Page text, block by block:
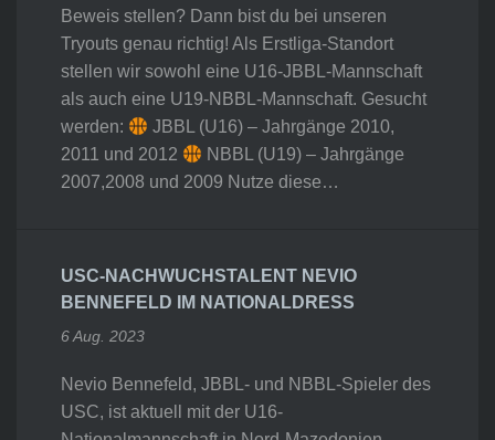
Beweis stellen? Dann bist du bei unseren
Tryouts genau richtig! Als Erstliga-Standort
stellen wir sowohl eine U16-JBBL-Mannschaft
als auch eine U19-NBBL-Mannschaft. Gesucht
werden:
JBBL (U16) – Jahrgänge 2010,
2011 und 2012
NBBL (U19) – Jahrgänge
2007,2008 und 2009 Nutze diese…
USC-NACHWUCHSTALENT NEVIO
BENNEFELD IM NATIONALDRESS
6 Aug. 2023
Nevio Bennefeld, JBBL- und NBBL-Spieler des
USC, ist aktuell mit der U16-